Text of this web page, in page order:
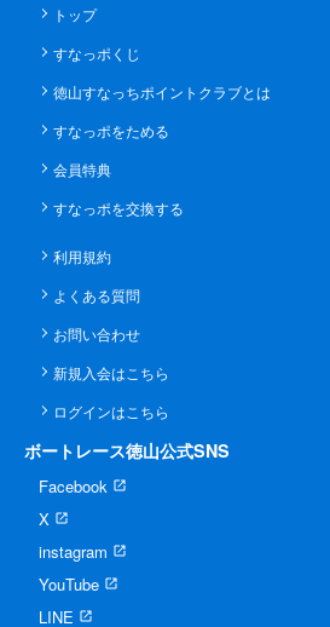
トップ
すなっポくじ
徳山すなっちポイントクラブとは
すなっポをためる
会員特典
すなっポを交換する
利用規約
よくある質問
お問い合わせ
新規入会はこちら
ログインはこちら
ボートレース徳山公式SNS
Facebook
X
instagram
YouTube
LINE